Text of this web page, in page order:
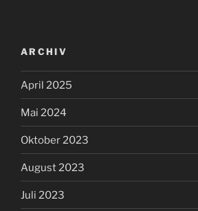
ARCHIV
April 2025
Mai 2024
Oktober 2023
August 2023
Juli 2023